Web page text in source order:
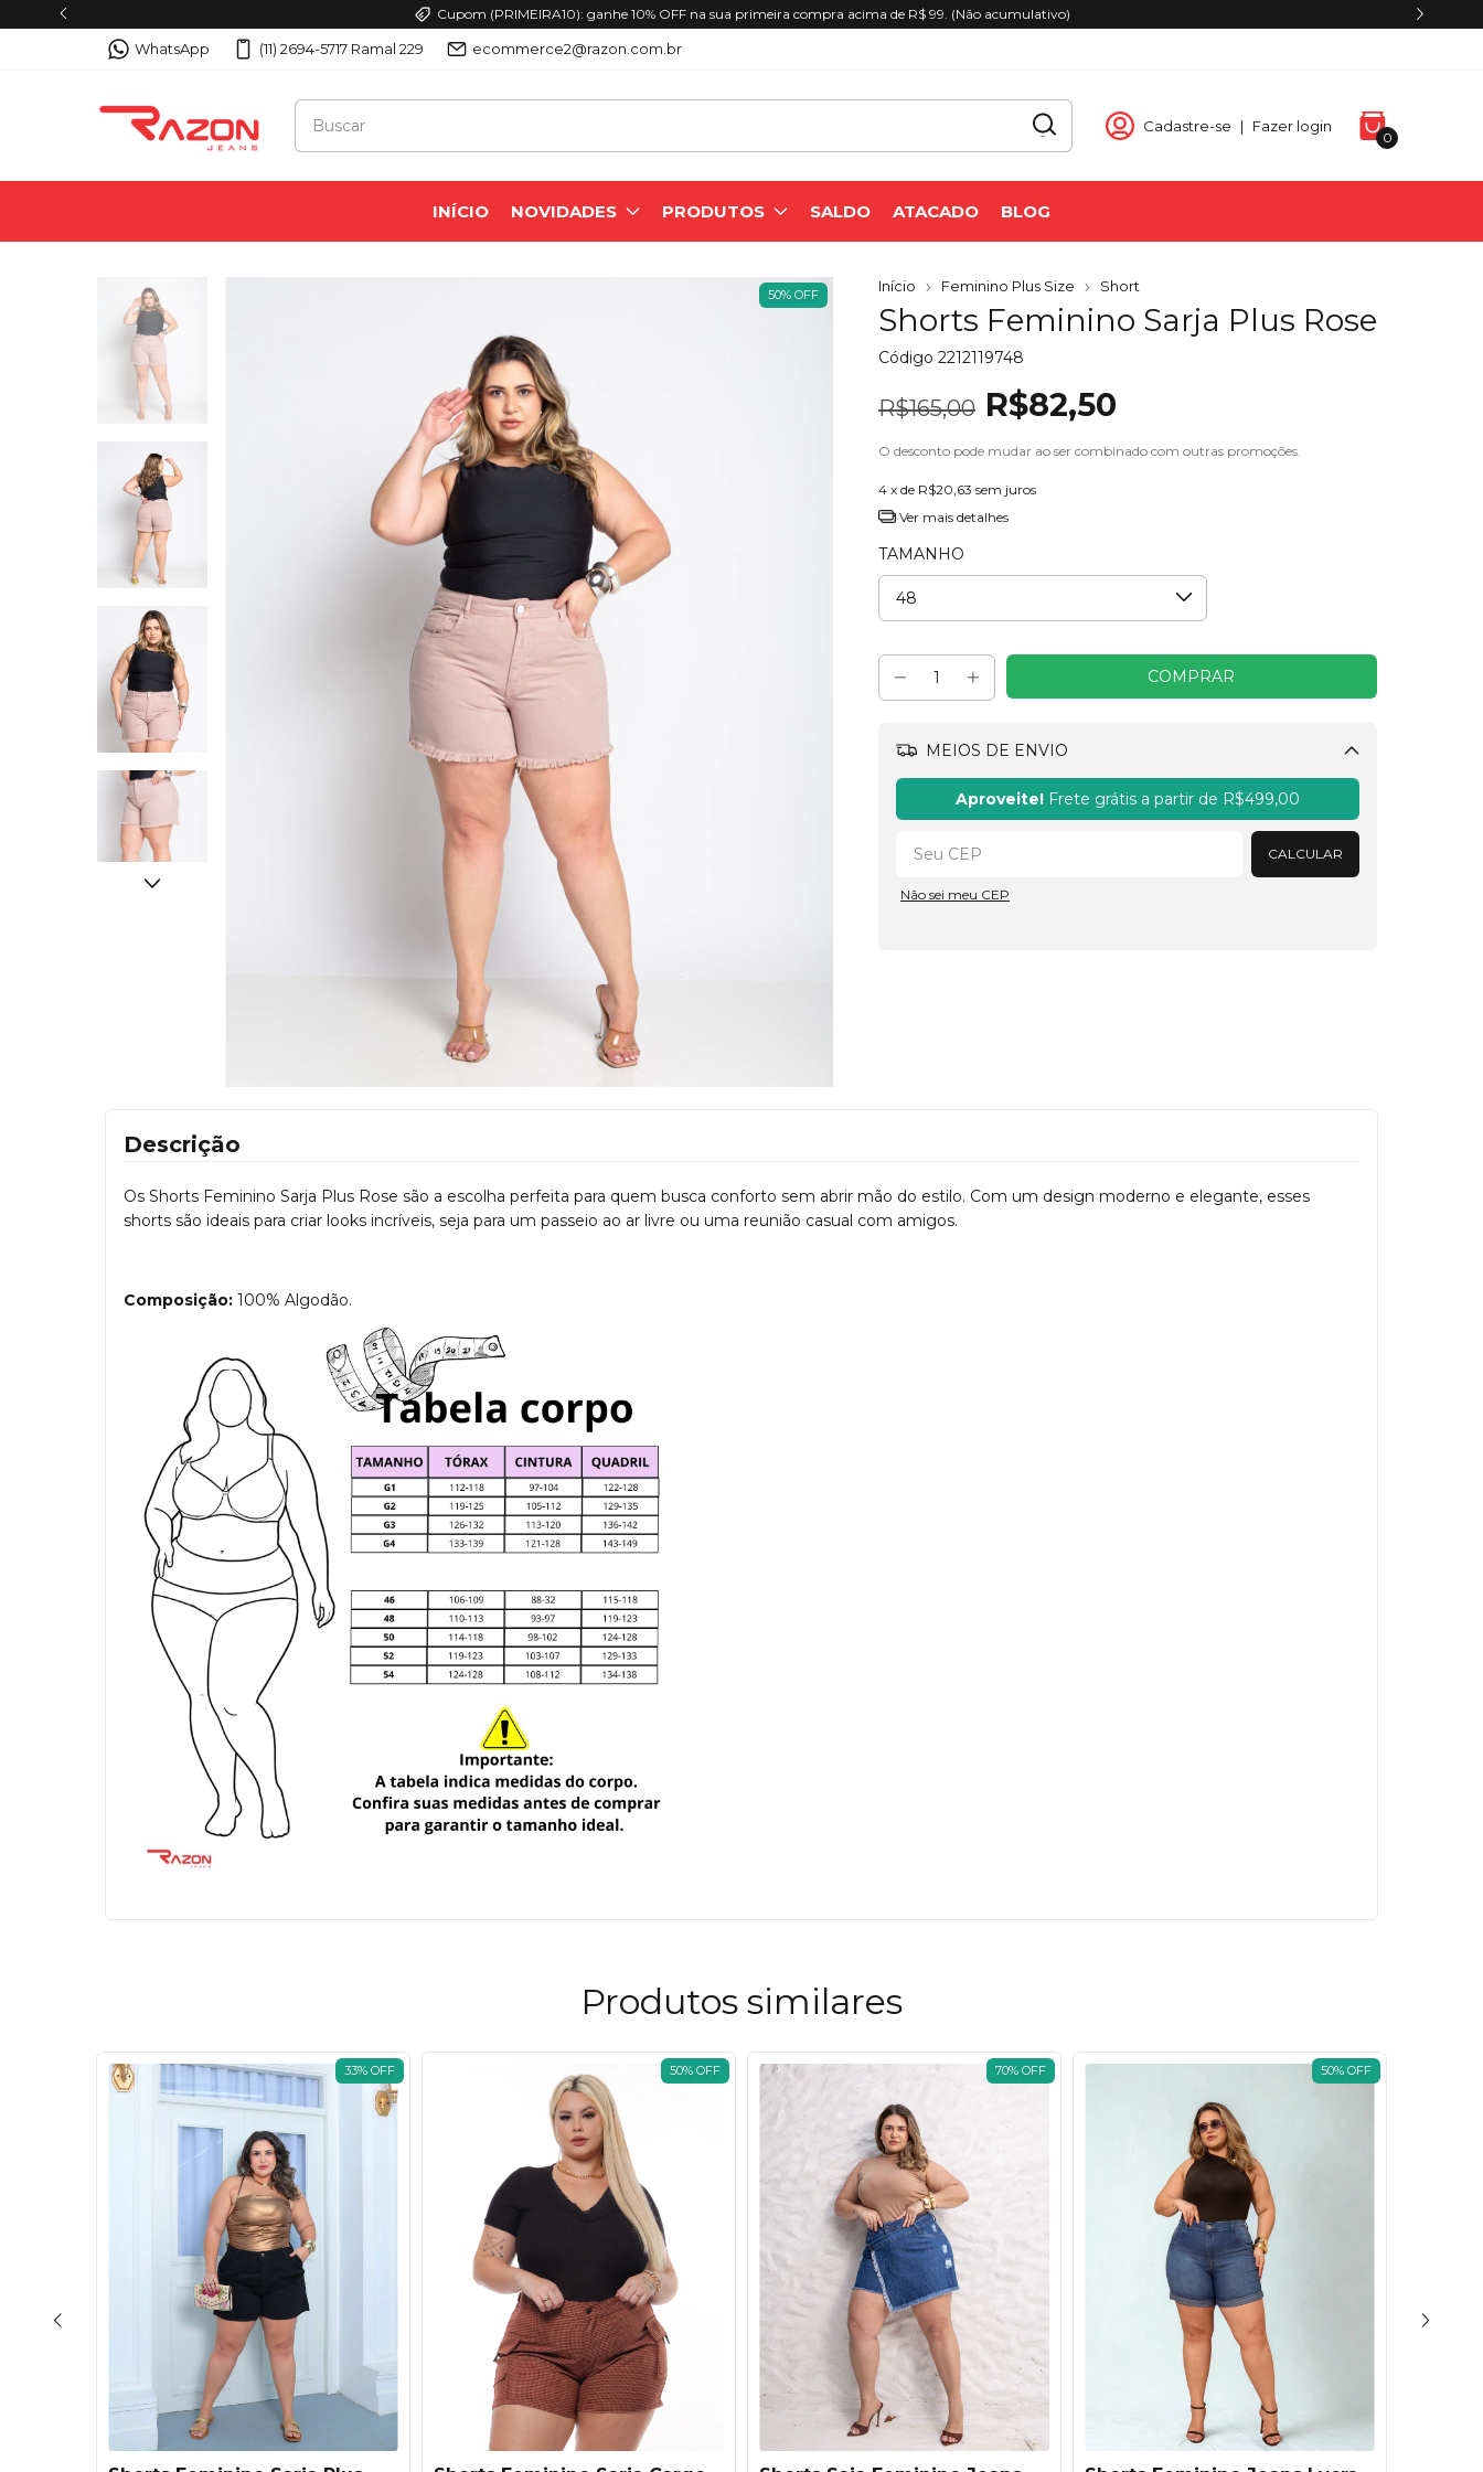
Cupom (PRIMEIRA10): ganhe 10% OFF na sua primeira compra acima de R$ 99. (Não acumulativo)
WhatsApp (11) 2694-5717 Ramal 229 ecommerce2@razon.com.br
Cadastre-se | Fazer login
0
INÍCIO NOVIDADES PRODUTOS SALDO ATACADO BLOG
50% OFF Início Feminino Plus Size Short
Shorts Feminino Sarja Plus Rose
Código 2212119748
R$165,00 R$82,50
O desconto pode mudar ao ser combinado com outras promoções.
4 x de R$20,63 sem juros
Ver mais detalhes
TAMANHO
MEIOS DE ENVIO
Aproveite! Frete grátis a partir de R$499,00
CALCULAR
Não sei meu CEP
Descrição
Os Shorts Feminino Sarja Plus Rose são a escolha perfeita para quem busca conforto sem abrir mão do estilo. Com um design moderno e elegante, esses
shorts são ideais para criar looks incríveis, seja para um passeio ao ar livre ou uma reunião casual com amigos.
Composição: 100% Algodão.
Produtos similares
33% OFF 50% OFF 70% OFF 50% OFF